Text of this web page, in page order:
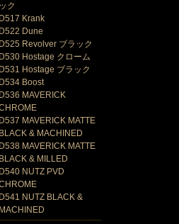
ック
D517 Krank
D522 Dune
D525 Revolver ブラック
D530 Hostage クローム
D531 Hostage ブラック
D534 Boost
D536 MAVERICK
D537 MAVERICK MATTE
BLACK & MACHINED
D538 MAVERICK MATTE
BLACK & MILLED
D540 NUTZ PVD
D541 NUTZ BLACK &
MACHINED